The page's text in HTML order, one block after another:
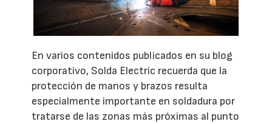
En varios contenidos publicados en su blog
corporativo, Solda Electric recuerda que la
protección de manos y brazos resulta
especialmente importante en soldadura por
tratarse de las zonas más próximas al punto